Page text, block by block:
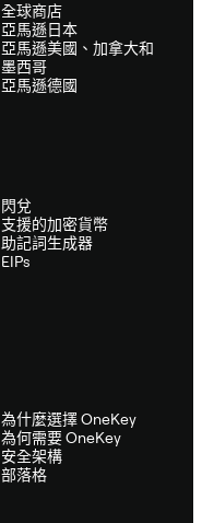
全球商店
亞馬遜日本
亞馬遜美國、加拿大和
墨西哥
亞馬遜德國
閃兌
支援的加密貨幣
助記詞生成器
EIPs
為什麼選擇 OneKey
為何需要 OneKey
安全架構
部落格